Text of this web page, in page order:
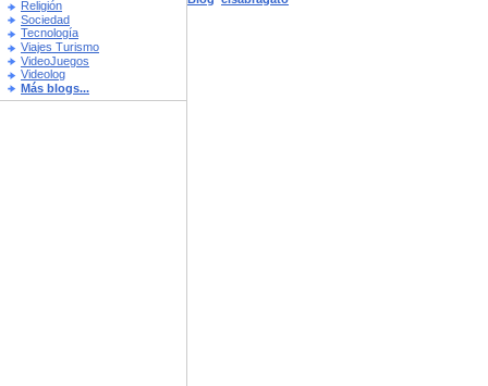
Religión
Sociedad
Tecnología
Viajes Turismo
VideoJuegos
Videolog
Más blogs...